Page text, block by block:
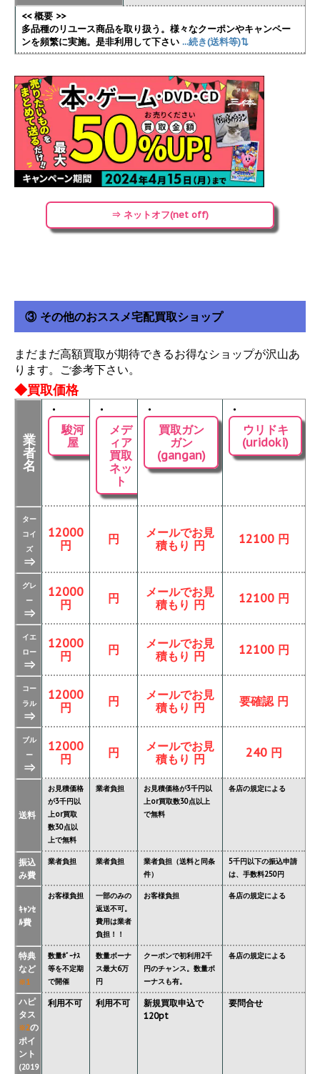
<< 概要 >>
多品種のリユース商品を取り扱う。様々なクーポンやキャンペー
ンを頻繁に実施。是非利用して下さい ...続き(送料等)⇅
⇒ ネットオフ(net off)
③ その他のおススメ宅配買取ショップ
まだまだ高額買取が期待できるお得なショップが沢山あ
ります。ご参考下さい。
◆買取価格
業
者
名
・
駿河
屋
・
メデ
ィア
買取
ネッ
ト
・
買取ガン
ガン
(gangan)
・
ウリドキ
(uridoki)
ター
コイ
ズ
⇒
12000
円
円
メールでお見
積もり 円
12100 円
グレ
ー
⇒
12000
円
円
メールでお見
積もり 円
12100 円
イエ
ロー
⇒
12000
円
円
メールでお見
積もり 円
12100 円
コー
ラル
⇒
12000
円
円
メールでお見
積もり 円
要確認 円
ブル
ー
⇒
12000
円
円
メールでお見
積もり 円
240 円
送料
お見積価格
が3千円以
上or買取
数30点以
上で無料
業者負担
お見積価格が3千円以
上or買取数30点以上
で無料
各店の規定による
振込
み費
業者負担 業者負担
業者負担（送料と同条
件）
5千円以下の振込申請
は、手数料250円
ｷｬﾝｾ
ﾙ費
お客様負担
一部のみの
返送不可。
費用は業者
負担！！
お客様負担 各店の規定による
特典
など
※1
数量ﾎﾞｰﾅｽ
等を不定期
で開催
数量ボーナ
ス最大6万
円
クーポンで初利用2千
円のチャンス。数量ボ
ーナスも有。
各店の規定による
ハピ
タス
※2の
ポイ
ント
(2019
利用不可 利用不可
新規買取申込で
120pt
要問合せ